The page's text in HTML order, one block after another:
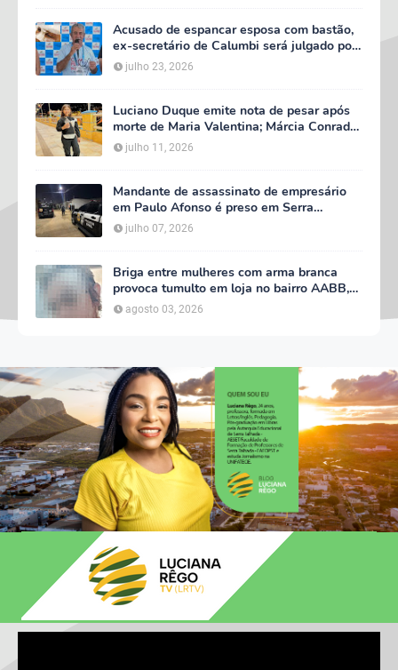
Acusado de espancar esposa com bastão,
ex-secretário de Calumbi será julgado por
tentativa de feminicídio
julho 23, 2026
Luciano Duque emite nota de pesar após
morte de Maria Valentina; Márcia Conrado
decreta luto oficial de três dias em Serra
Talhada
julho 11, 2026
Mandante de assassinato de empresário
em Paulo Afonso é preso em Serra
Talhada; suspeito participou do velório da
vítima
julho 07, 2026
Briga entre mulheres com arma branca
provoca tumulto em loja no bairro AABB,
em Serra Talhada
agosto 03, 2026